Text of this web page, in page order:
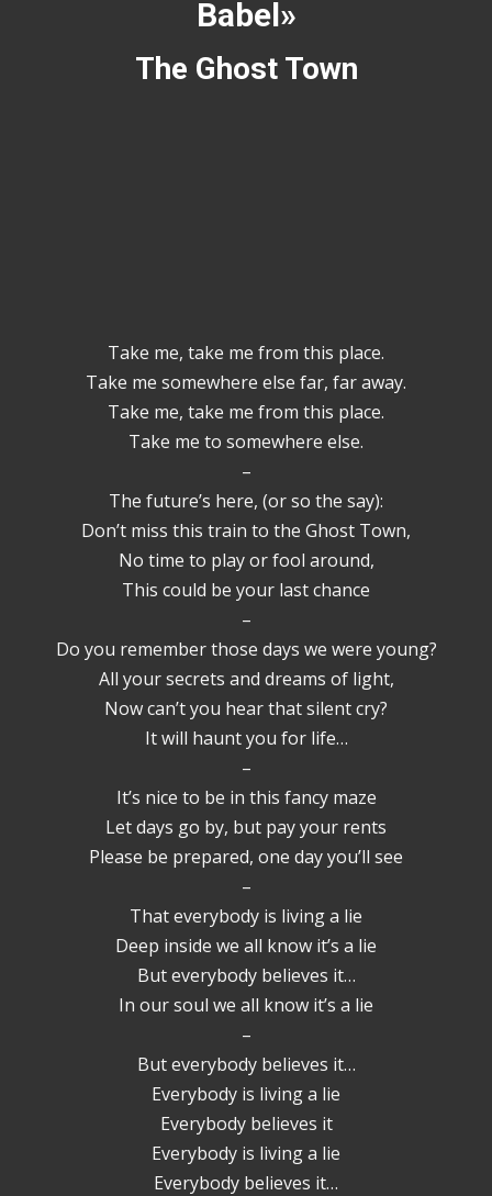
Babel»
The Ghost Town
Take me, take me from this place.
Take me somewhere else far, far away.
Take me, take me from this place.
Take me to somewhere else.
–
The future’s here, (or so the say):
Don’t miss this train to the Ghost Town,
No time to play or fool around,
This could be your last chance
–
Do you remember those days we were young?
All your secrets and dreams of light,
Now can’t you hear that silent cry?
It will haunt you for life…
–
It’s nice to be in this fancy maze
Let days go by, but pay your rents
Please be prepared, one day you’ll see
–
That everybody is living a lie
Deep inside we all know it’s a lie
But everybody believes it…
In our soul we all know it’s a lie
–
But everybody believes it…
Everybody is living a lie
Everybody believes it
Everybody is living a lie
Everybody believes it…